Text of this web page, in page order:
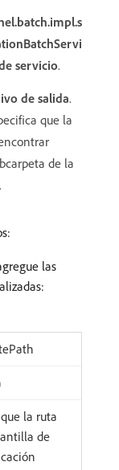
servicio.
de salida.
que la
de la
las
la ruta
de